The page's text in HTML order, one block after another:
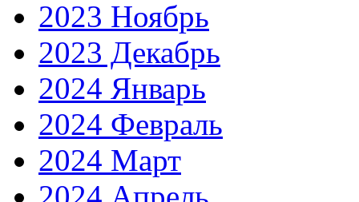
2023 Ноябрь
2023 Декабрь
2024 Январь
2024 Февраль
2024 Март